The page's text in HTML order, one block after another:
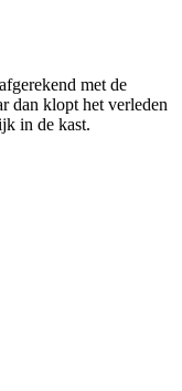
met de
dan klopt het verleden
in de kast.